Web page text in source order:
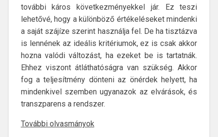
további káros következményekkel jár. Ez teszi
lehetővé, hogy a különböző értékeléseket mindenki
a saját szájíze szerint használja fel. De ha tisztázva
is lennének az ideális kritériumok, ez is csak akkor
hozna valódi változást, ha ezeket be is tartatnák.
Ehhez viszont átláthatóságra van szükség. Akkor
fog a teljesítmény dönteni az önérdek helyett, ha
mindenkivel szemben ugyanazok az elvárások, és
transzparens a rendszer.
További olvasmányok